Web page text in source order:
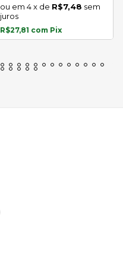
4x de R$7,48 sem
juros
R$27,81 com Pix